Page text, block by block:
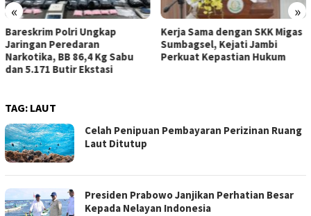
« »
Bareskrim Polri Ungkap
Jaringan Peredaran
Narkotika, BB 86,4 Kg Sabu
dan 5.171 Butir Ekstasi
Kerja Sama dengan SKK Migas
Sumbagsel, Kejati Jambi
Perkuat Kepastian Hukum
TAG: LAUT
Celah Penipuan Pembayaran Perizinan Ruang
Laut Ditutup
Presiden Prabowo Janjikan Perhatian Besar
Kepada Nelayan Indonesia